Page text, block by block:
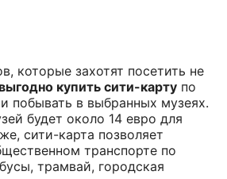
которые захотят посетить не
выгодно купить сити-карту по
побывать в выбранных музеях.
будет около 14 евро для
сити-карта позволяет
транспорте по
трамвай, городская